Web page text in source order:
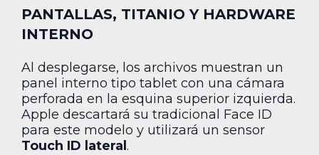
PANTALLAS, TITANIO Y HARDWARE
INTERNO
Al desplegarse, los archivos muestran un
panel interno tipo tablet con una cámara
perforada en la esquina superior izquierda.
Apple descartará su tradicional Face ID
para este modelo y utilizará un sensor
Touch ID lateral .